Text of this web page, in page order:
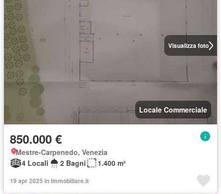
Visualizza foto
Locale Commerciale
850.000 €
Mestre-Carpenedo, Venezia
4 Locali
2 Bagni 1.400 m²
19 apr 2025 in Immobiliare.it